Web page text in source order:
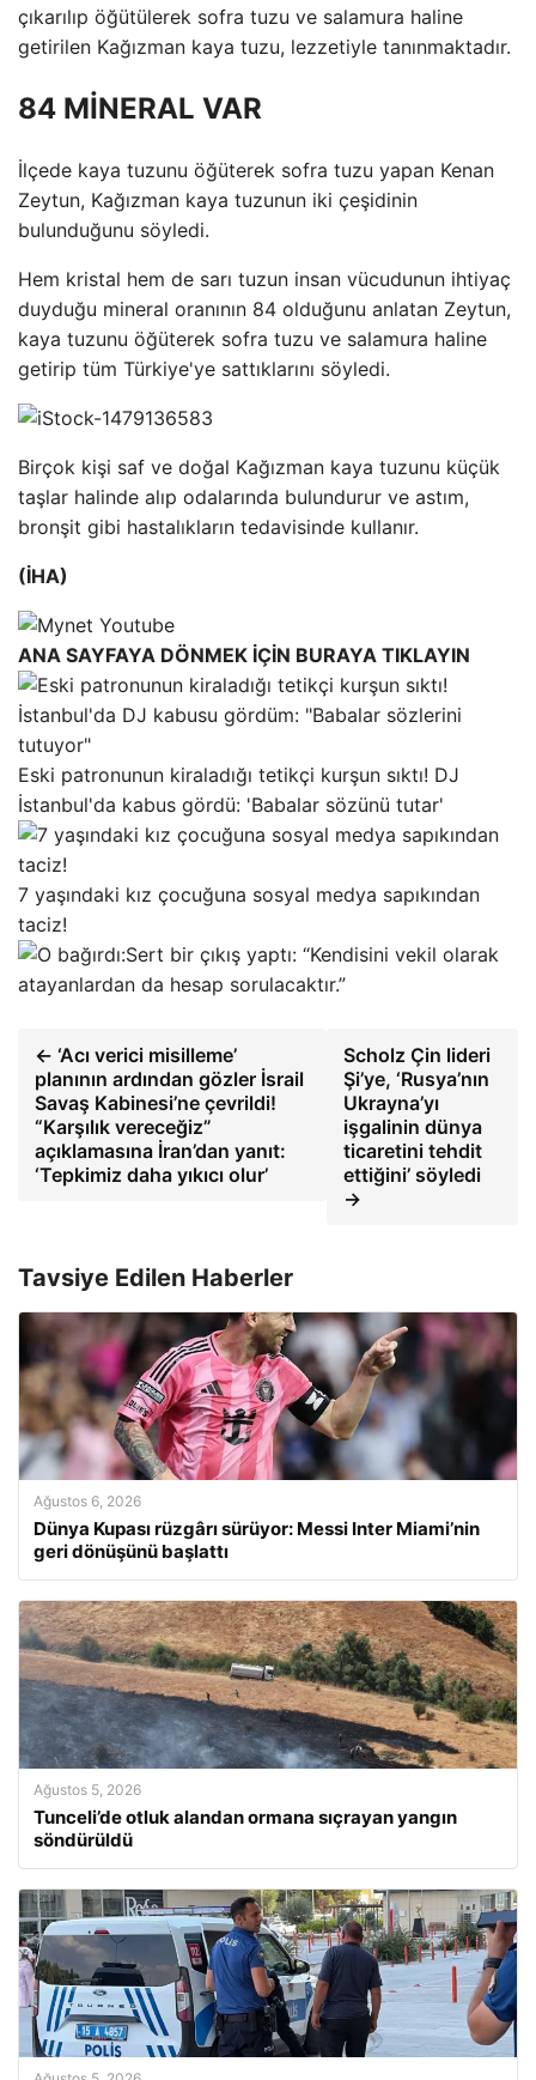
çıkarılıp öğütülerek sofra tuzu ve salamura haline
getirilen Kağızman kaya tuzu, lezzetiyle tanınmaktadır.
84 MİNERAL VAR
İlçede kaya tuzunu öğüterek sofra tuzu yapan Kenan
Zeytun, Kağızman kaya tuzunun iki çeşidinin
bulunduğunu söyledi.
Hem kristal hem de sarı tuzun insan vücudunun ihtiyaç
duyduğu mineral oranının 84 olduğunu anlatan Zeytun,
kaya tuzunu öğüterek sofra tuzu ve salamura haline
getirip tüm Türkiye'ye sattıklarını söyledi.
Birçok kişi saf ve doğal Kağızman kaya tuzunu küçük
taşlar halinde alıp odalarında bulundurur ve astım,
bronşit gibi hastalıkların tedavisinde kullanır.
(İHA)
ANA SAYFAYA DÖNMEK İÇİN BURAYA TIKLAYIN
Eski patronunun kiraladığı tetikçi kurşun sıktı! DJ
İstanbul'da kabus gördü: 'Babalar sözünü tutar'
7 yaşındaki kız çocuğuna sosyal medya sapıkından
taciz!
Sert bir çıkış yaptı: “Kendisini vekil olarak
atayanlardan da hesap sorulacaktır.”
← ‘Acı verici misilleme’
planının ardından gözler İsrail
Savaş Kabinesi’ne çevrildi!
“Karşılık vereceğiz”
açıklamasına İran’dan yanıt:
‘Tepkimiz daha yıkıcı olur’
Scholz Çin lideri
Şi’ye, ‘Rusya’nın
Ukrayna’yı
işgalinin dünya
ticaretini tehdit
ettiğini’ söyledi
→
Tavsiye Edilen Haberler
Ağustos 6, 2026
Dünya Kupası rüzgârı sürüyor: Messi Inter Miami’nin
geri dönüşünü başlattı
Ağustos 5, 2026
Tunceli’de otluk alandan ormana sıçrayan yangın
söndürüldü